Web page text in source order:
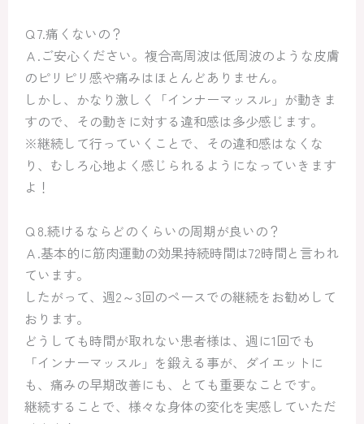
Ｑ7.痛くないの？
Ａ.ご安心ください。複合高周波は低周波のような皮膚
のピリピリ感や痛みはほとんどありません。
しかし、かなり激しく「インナーマッスル」が動きま
すので、その動きに対する違和感は多少感じます。
※継続して行っていくことで、その違和感はなくな
り、むしろ心地よく感じられるようになっていきます
よ！
Ｑ8.続けるならどのくらいの周期が良いの？
Ａ.基本的に筋肉運動の効果持続時間は72時間と言われ
ています。
したがって、週2～3回のペースでの継続をお勧めして
おります。
どうしても時間が取れない患者様は、週に1回でも
「インナーマッスル」を鍛える事が、ダイエットに
も、痛みの早期改善にも、とても重要なことです。
継続することで、様々な身体の変化を実感していただ